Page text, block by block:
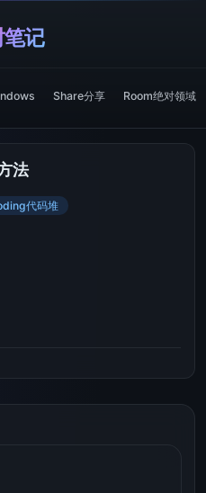
记
Share分享 Room绝对领域
法
代码堆